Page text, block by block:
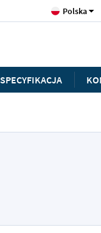
Polska
SPECYFIKACJA